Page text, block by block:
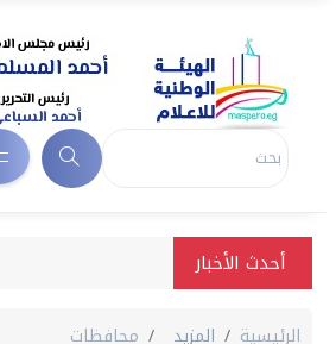
أحدث الأخبار
الرئيسية المزيد محافظات